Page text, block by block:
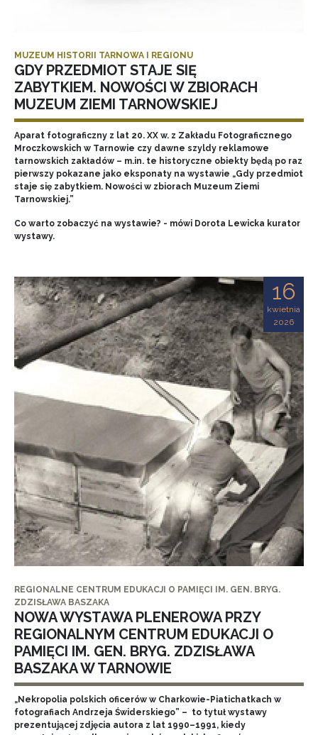
MUZEUM HISTORII TARNOWA I REGIONU
GDY PRZEDMIOT STAJE SIĘ
ZABYTKIEM. NOWOŚCI W ZBIORACH
MUZEUM ZIEMI TARNOWSKIEJ
Aparat fotograficzny z lat 20. XX w. z Zakładu Fotograficznego
Mroczkowskich w Tarnowie czy dawne szyldy reklamowe
tarnowskich zakładów – m.in. te historyczne obiekty będą po raz
pierwszy pokazane jako eksponaty na wystawie „Gdy przedmiot
staje się zabytkiem. Nowości w zbiorach Muzeum Ziemi
Tarnowskiej.”
Co warto zobaczyć na wystawie? - mówi Dorota Lewicka kurator
wystawy.
16
kwietnia
2026
REGIONALNE CENTRUM EDUKACJI O PAMIĘCI IM. GEN. BRYG.
ZDZISŁAWA BASZAKA
NOWA WYSTAWA PLENEROWA PRZY
REGIONALNYM CENTRUM EDUKACJI O
PAMIĘCI IM. GEN. BRYG. ZDZISŁAWA
BASZAKA W TARNOWIE
„Nekropolia polskich oficerów w Charkowie-Piatichatkach w
fotografiach Andrzeja Świderskiego” – to tytuł wystawy
prezentującej zdjęcia autora z lat 1990–1991, kiedy